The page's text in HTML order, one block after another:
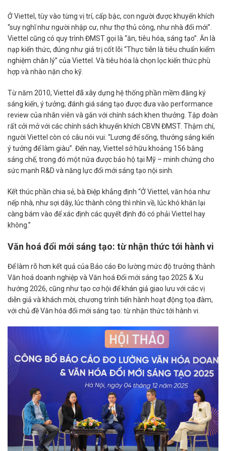
Ở Viettel, tùy vào từng vị trí, cấp bậc, con người được khuyến khích
“suy nghĩ như người nhập cư, như thợ thủ công, như nhà đổi mới”.
Viettel cũng có quy trình ĐMST gọi là “ăn, tiêu hóa, sáng tạo”. Ăn là
nạp kiến thức, đúng như giá trị cốt lõi “Thực tiễn là tiêu chuẩn kiểm
nghiệm chân lý” của Viettel. Và tiêu hóa là chọn lọc kiến thức phù
hợp và nhào nặn cho kỹ.
Từ năm 2010, Viettel đã xây dựng hệ thống phần mềm đăng ký
sáng kiến, ý tưởng; đánh giá sáng tạo được đưa vào performance
review của nhân viên và gắn với chính sách khen thưởng. Tập đoàn
rất cởi mở với các chính sách khuyến khích CBVN ĐMST. Thậm chí,
người Viettel còn có câu nói vui: “Lương để sống, thưởng sáng kiến
ý tưởng để làm giàu”. Đến nay, Viettel sở hữu khoảng 156 bằng
sáng chế, trong đó một nửa được bảo hộ tại Mỹ – minh chứng cho
sức mạnh R&D và năng lực đổi mới sáng tạo nội sinh.
Kết thúc phần chia sẻ, bà Điệp khẳng định “Ở Viettel, văn hóa như
nếp nhà, như sợi dây, lúc thành công thì nhìn về, lúc khó khăn lại
càng bám vào để xác định các quyết định đó có phải Viettel hay
không.”
Văn hoá đổi mới sáng tạo: từ nhận thức tới hành vi
Để làm rõ hơn kết quả của Báo cáo Đo lường mức độ trưởng thành
Văn hoá doanh nghiệp và Văn hoá Đổi mới sáng tạo 2025 & Xu
hướng 2026, cũng như tạo cơ hội để khán giả giao lưu với các vị
diễn giả và khách mời, chương trình tiến hành hoạt động tọa đàm,
với chủ đề Văn hóa đổi mới sáng tạo: từ nhận thức tới hành vi.